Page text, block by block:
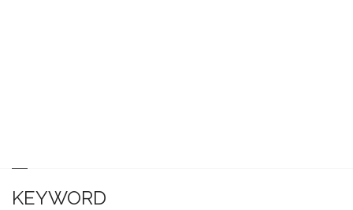
KEYWORD